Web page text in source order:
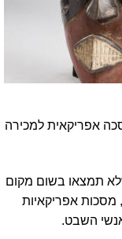
אפריקאית למכירה
תמצאו בשום מקום
מסכות אפריקאיות
השבט.